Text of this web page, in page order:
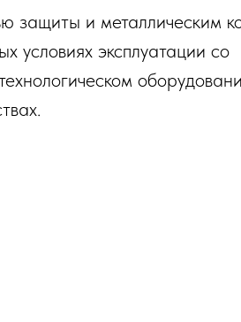
защиты и металлическим
условиях эксплуатации со